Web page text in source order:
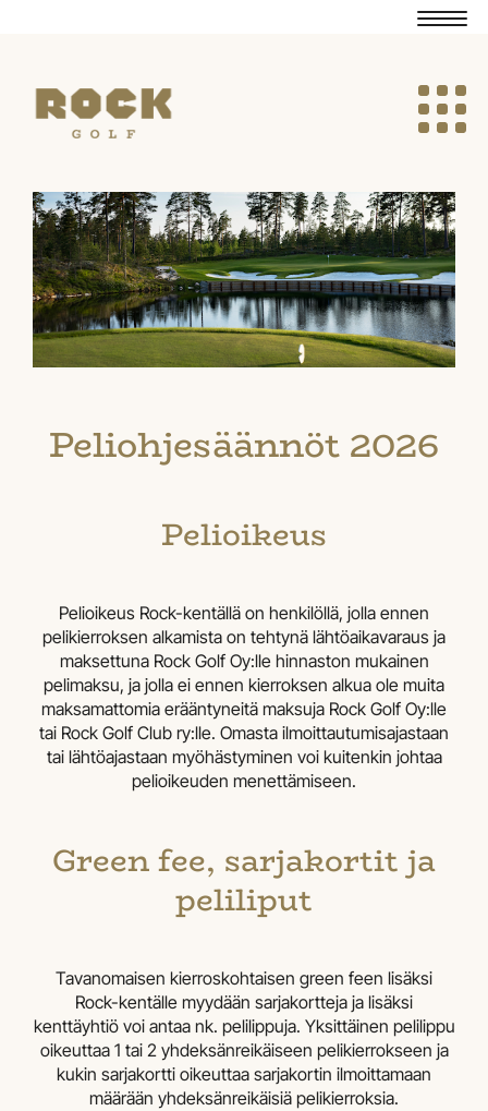
Peliohjesäännöt 2026
Pelioikeus
Pelioikeus Rock-kentällä on henkilöllä, jolla ennen
pelikierroksen alkamista on tehtynä lähtöaikavaraus ja
maksettuna Rock Golf Oy:lle hinnaston mukainen
pelimaksu, ja jolla ei ennen kierroksen alkua ole muita
maksamattomia erääntyneitä maksuja Rock Golf Oy:lle
tai Rock Golf Club ry:lle. Omasta ilmoittautumisajastaan
tai lähtöajastaan myöhästyminen voi kuitenkin johtaa
pelioikeuden menettämiseen.
Green fee, sarjakortit ja
peliliput
Tavanomaisen kierroskohtaisen green feen lisäksi
Rock-kentälle myydään sarjakortteja ja lisäksi
kenttäyhtiö voi antaa nk. pelilippuja. Yksittäinen pelilippu
oikeuttaa 1 tai 2 yhdeksänreikäiseen pelikierrokseen ja
kukin sarjakortti oikeuttaa sarjakortin ilmoittamaan
määrään yhdeksänreikäisiä pelikierroksia.